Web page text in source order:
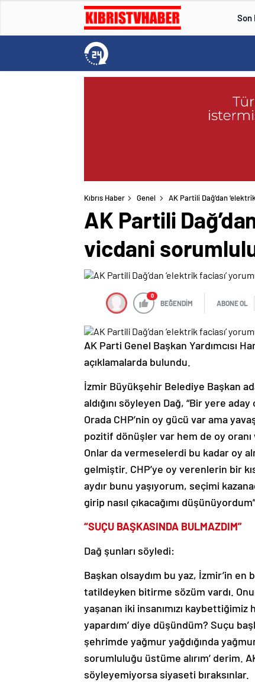
Son
Kıbrıs Haber Genel AK Partili Dağ’dan
AK Partili
vicdani
0
BEĞENDİM ABONE OL
AK Parti Genel Başkan Yardımcısı
açıklamalarda bulundu.
İzmir Büyükşehir Belediye Başkan
aldığını söyleyen Dağ, “Bir yere
Orada CHP’nin oy gücü var ama
pozitif dönüşler var hem de oy oranı
Onlar da vermeselerdi bu kadar oy
gelmiştir. CHP’ye oy verenlerin bir
aydır bunu yaşıyorum, seçimi
girip nasıl çıkacağımı
“SUÇU BAŞKASINDA BULMAZDIM”
Dağ şunları söyledi:
Başkan olsaydım bu yaz, İzmir’in
tatildeyken bitirme sözüm vardı.
yaşanan iki insanımızı kaybettiğimiz
yapardım’ diye düşündüm? Suçu
şehrimde yağmur yağdığında
sorumluluğu üstüme alırım’ derim.
söyleyemiyorsa siyaseti bıraksınlar.